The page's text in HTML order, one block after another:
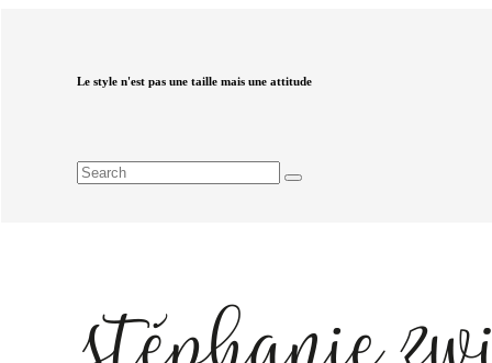
Le style n'est pas une taille mais une attitude